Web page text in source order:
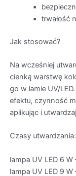
trwałość
Jak stosować?
Na wcześniej
cienką warstwę
go w lamie UV/
efektu, czynność
aplikując i
Czasy utwardzania:
lampa UV LED 6
lampa UV LED 9